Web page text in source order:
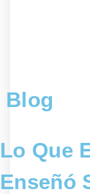
Blog
Lo Que
Enseñó